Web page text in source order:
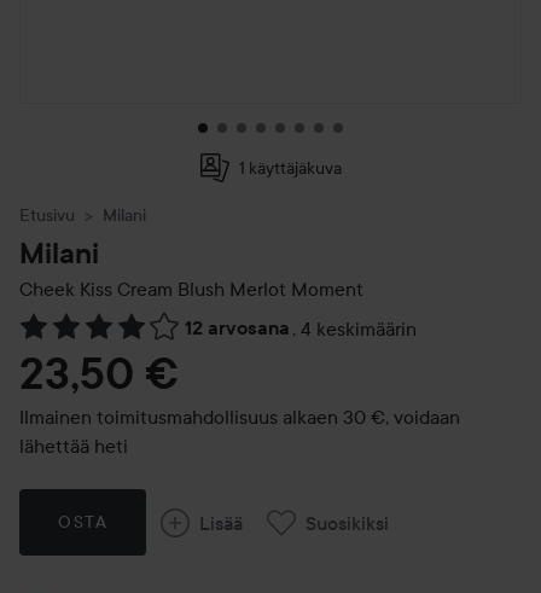
1 käyttäjäkuva
Etusivu Milani
Milani
Cheek Kiss Cream Blush Merlot Moment
12 arvosana , 4 keskimäärin
Siirtyä jhk Arvosana & kommentit
23,50 €
Ilmainen toimitusmahdollisuus alkaen 30 €, voidaan
lähettää heti
OSTA Lisää Suosikiksi